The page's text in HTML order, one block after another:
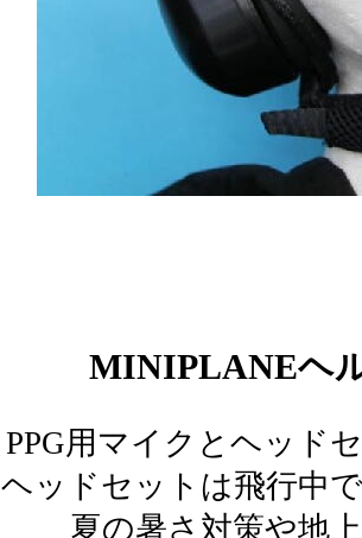
MINIPLANEヘ
PPG用マイクとヘッド
ヘッドセットは飛行中
夏の暑さ対策や地